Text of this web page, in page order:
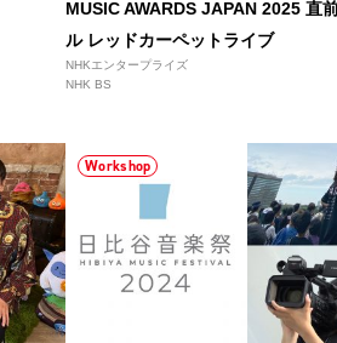
MUSIC AWARDS JAPAN 2025 直
ル レッドカーペットライブ
NHKエンタープライズ
NHK BS
Workshop